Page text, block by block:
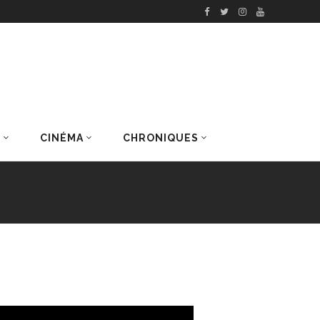
CINÉMA CHRONIQUES
DERNIERS ARTICLES